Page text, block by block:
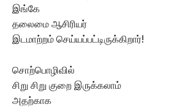
இங்கே
தலைமை ஆசிரியர்
இடமாற்றம் செய்யப்பட்டிருக்கிறார்!
சொற்பொழிவில்
சிறு சிறு குறை இருக்கலாம்
அதற்காக